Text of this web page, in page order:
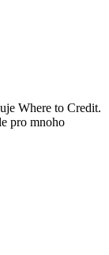
Where to Credit.
pro mnoho